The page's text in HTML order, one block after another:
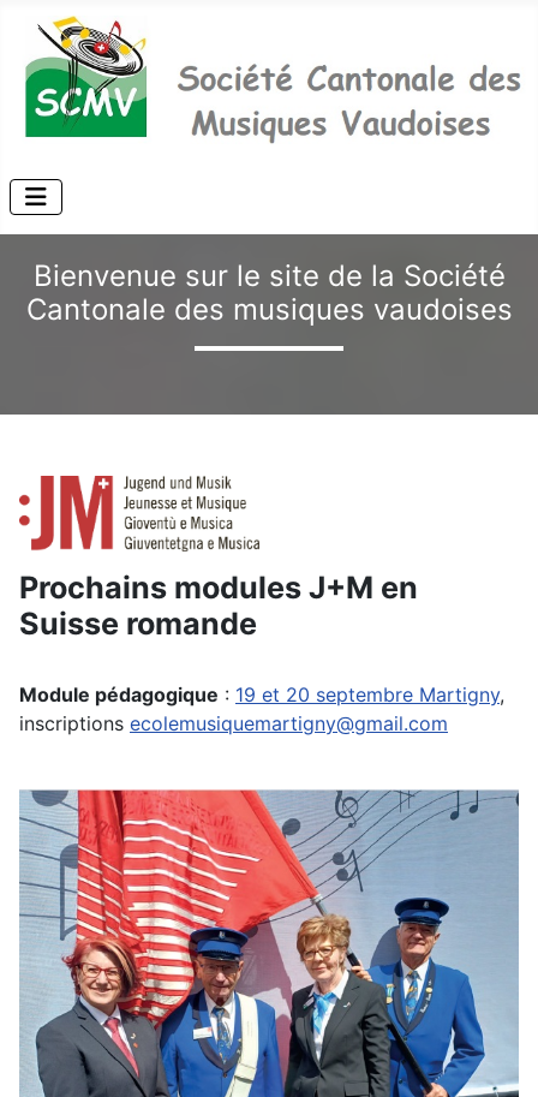
Bienvenue sur le site de la Société
Cantonale des musiques vaudoises
Prochains modules J+M en
Suisse romande
Module pédagogique : 19 et 20 septembre Martigny,
inscriptions ecolemusiquemartigny@gmail.com